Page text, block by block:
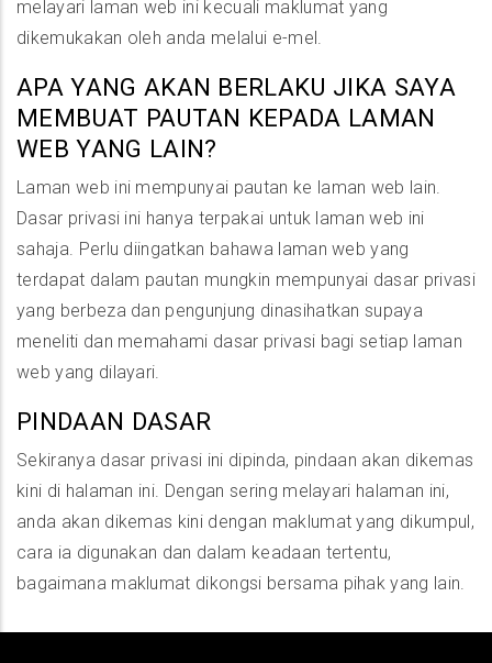
melayari laman web ini kecuali maklumat yang
dikemukakan oleh anda melalui e-mel.
APA YANG AKAN BERLAKU JIKA SAYA
MEMBUAT PAUTAN KEPADA LAMAN
WEB YANG LAIN?
Laman web ini mempunyai pautan ke laman web lain.
Dasar privasi ini hanya terpakai untuk laman web ini
sahaja. Perlu diingatkan bahawa laman web yang
terdapat dalam pautan mungkin mempunyai dasar privasi
yang berbeza dan pengunjung dinasihatkan supaya
meneliti dan memahami dasar privasi bagi setiap laman
web yang dilayari.
PINDAAN DASAR
Sekiranya dasar privasi ini dipinda, pindaan akan dikemas
kini di halaman ini. Dengan sering melayari halaman ini,
anda akan dikemas kini dengan maklumat yang dikumpul,
cara ia digunakan dan dalam keadaan tertentu,
bagaimana maklumat dikongsi bersama pihak yang lain.